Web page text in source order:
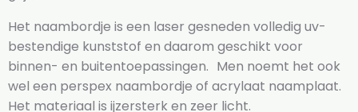
Het naambordje is een laser gesneden volledig uv-
bestendige kunststof en daarom geschikt voor
binnen- en buitentoepassingen. Men noemt het ook
wel een perspex naambordje of acrylaat naamplaat.
Het materiaal is ijzersterk en zeer licht.